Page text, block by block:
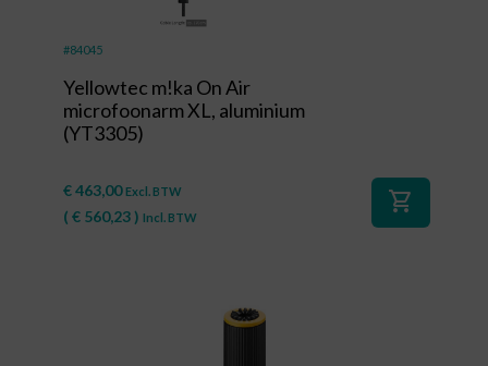
#84045
Yellowtec m!ka On Air
microfoonarm XL, aluminium
(YT3305)
€463,00 Excl. BTW
( € 560,23) Incl. BTW
shopping_cart